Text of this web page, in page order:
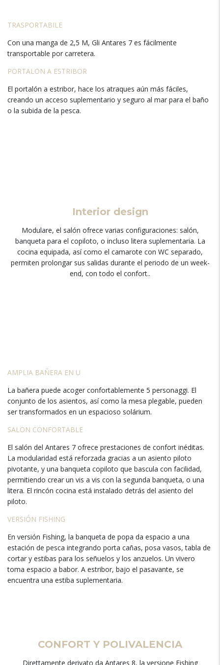
TRASPORTABILE
Con una manga de 2,5 M, Gli Antares 7 es fácilmente
transportable por carretera.
PORTALON A ESTRIBOR
El portalón a estribor, hace los atraques aún más fáciles,
creando un acceso suplementario y seguro al mar para el baño
o la subida de la pesca.
Interior design
Modulare, el salón ofrece varias configuraciones: salón,
banqueta para el copiloto, o incluso litera suplementaria. La
cocina equipada, así como el camarote con WC separado,
permiten prolongar sus salidas durante el periodo de un week-
end, con todo el confort..
AMPLIA BAÑERA EN U
La bañera puede acoger confortablemente 5 personaggi. El
conjunto de los asientos, así como la mesa plegable, pueden
ser transformados en un espacioso solárium.
SALON CONFORTABLE
El salón del Antares 7 ofrece prestaciones de confort inéditas.
La modularidad está reforzada gracias a un asiento piloto
pivotante, y una banqueta copiloto que bascula con facilidad,
permitiendo crear un vis a vis con la segunda banqueta, o una
litera. El rincón cocina está instalado detrás del asiento del
piloto.
VERSIÓN FISHING
En versión Fishing, la banqueta de popa da espacio a una
estación de pesca integrando porta cañas, posa vasos,tabla de
cortar y estibas para los señuelos y los anzuelos. Un vivero
toma espacio a babor. A estribor, bajo el pasavante, se
encuentra una estiba suplementaria.
CONFORT Y POLIVALENCIA
Direttamente derivato da Antares 8, la versione Fishing